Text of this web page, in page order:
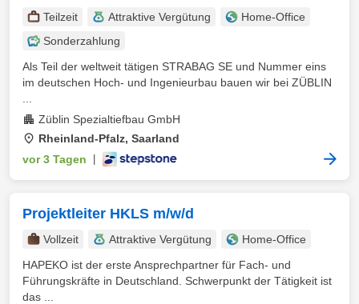
Teilzeit Attraktive Vergütung
Home-Office
Sonderzahlung
Als Teil der weltweit tätigen STRABAG SE und Nummer eins
im deutschen Hoch- und Ingenieurbau bauen wir bei ZÜBLIN
Züblin Spezialtiefbau GmbH
Rheinland-Pfalz, Saarland
vor 3 Tagen
Projektleiter HKLS m/w/d
Vollzeit Attraktive Vergütung
Home-Office
HAPEKO ist der erste Ansprechpartner für Fach- und
Führungskräfte in Deutschland. Schwerpunkt der Tätigkeit ist
das ...